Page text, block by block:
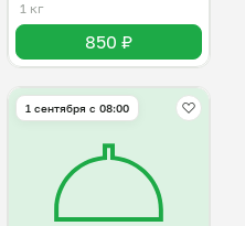
1 кг
850 ₽
1 сентября с 08:00